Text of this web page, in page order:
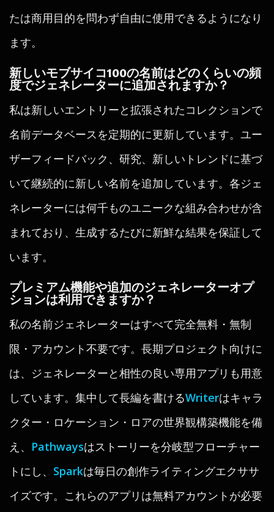
たは商用目的を問わず自由に使用できるようになり
ます。
新しいモブサイコ100の名前はどのくらいの頻
度でジェネレーターに追加されますか？
私は新しいエントリーと拡張されたコレクションで
名前データベースを定期的に更新しています。ユー
ザーフィードバック、研究、新しいトレンドに基づ
いて継続的に新しい名前を追加しています。各ジェ
ネレーターには何千ものユニークな組み合わせが含
まれており、生成するたびに新鮮な結果を保証して
います。
プレミアム機能や追加のジェネレーターオプ
ションは利用できますか？
私の名前ジェネレーターはすべて完全無料・無制
限・アカウント不要です。長期プロジェクト向けに
は、ジェネレーターと相性の良い専用アプリも用意
しています。集中して長編を書けるWriterはキャラ
クター・ロケーション・ロアの世界観構築機能を備
え、 Pathwaysはストーリーを分岐型フローチャー
トにし、 Sparkは毎日の創作ライティングエクササ
イズです。これらのアプリは無料アカウントが必要